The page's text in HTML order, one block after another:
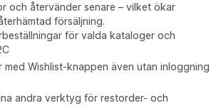
och återvänder senare – vilket ökar
försäljning.
för valda kataloger och
Wishlist-knappen även utan inloggning
andra verktyg för restorder- och